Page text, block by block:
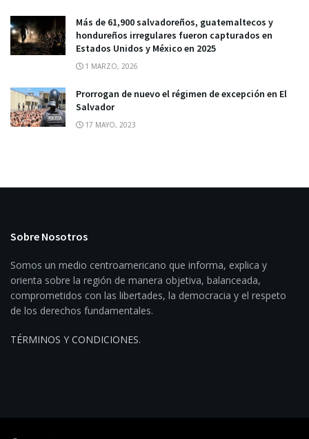
Más de 61,900 salvadoreños, guatemaltecos y
hondureños irregulares fueron capturados en
Estados Unidos y México en 2025
1 MARZO, 2026
Prorrogan de nuevo el régimen de excepción en El
Salvador
17 MAYO, 2023
Sobre Nosotros
Somos un medio centroamericano que informa, explica y
orienta sobre la región de manera objetiva, balanceada,
comprometidos con las libertades, la democracia y el respeto
de los derechos fundamentales.
TÉRMINOS Y CONDICIONES.